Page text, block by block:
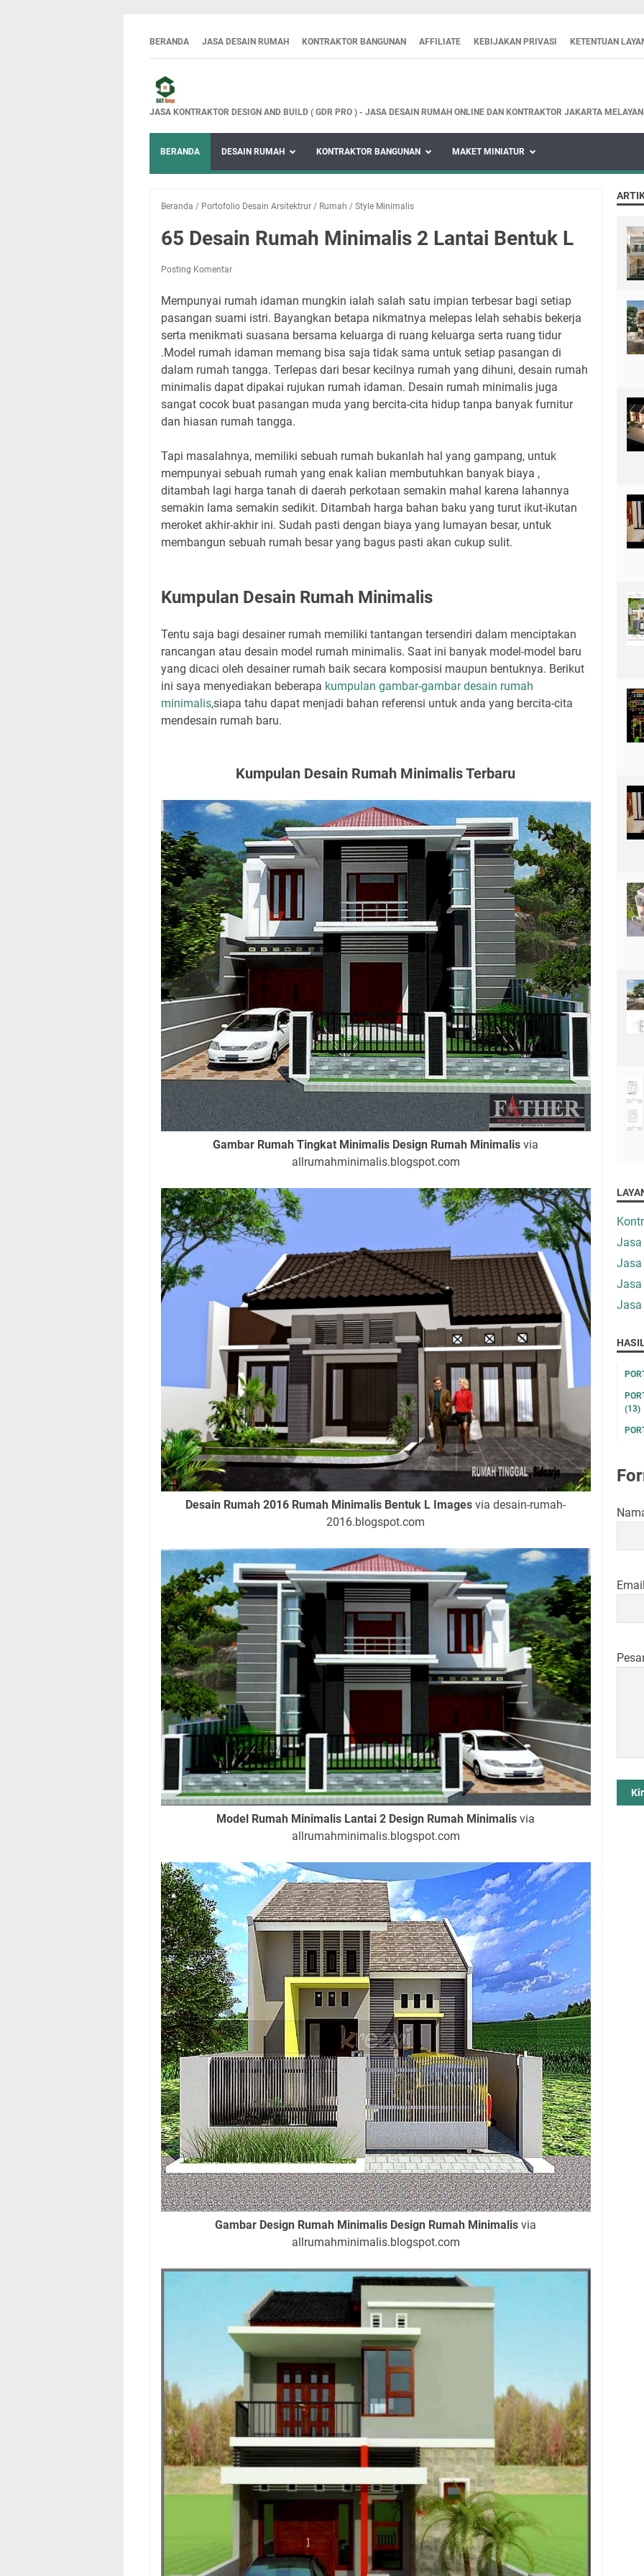
BERANDA JASA DESAIN RUMAH KONTRAKTOR BANGUNAN AFFILIATE KEBIJAKAN PRIVASI KETENTUAN
JASA KONTRAKTOR DESIGN AND BUILD ( GDR PRO ) - JASA DESAIN RUMAH ONLINE DAN KONTRAKTOR JAKARTA
BERANDA DESAIN RUMAH KONTRAKTOR BANGUNAN MAKET MINIATUR
Beranda / Portofolio Desain Arsitektrur / Rumah / Style Minimalis
65 Desain Rumah Minimalis 2 Lantai Bentuk L
Posting Komentar
Mempunyai rumah idaman mungkin ialah salah satu impian terbesar bagi setiap
pasangan suami istri. Bayangkan betapa nikmatnya melepas lelah sehabis bekerja
serta menikmati suasana bersama keluarga di ruang keluarga serta ruang tidur
.Model rumah idaman memang bisa saja tidak sama untuk setiap pasangan di
dalam rumah tangga. Terlepas dari besar kecilnya rumah yang dihuni, desain rumah
minimalis dapat dipakai rujukan rumah idaman. Desain rumah minimalis juga
sangat cocok buat pasangan muda yang bercita-cita hidup tanpa banyak furnitur
dan hiasan rumah tangga.
Tapi masalahnya, memiliki sebuah rumah bukanlah hal yang gampang, untuk
mempunyai sebuah rumah yang enak kalian membutuhkan banyak biaya ,
ditambah lagi harga tanah di daerah perkotaan semakin mahal karena lahannya
semakin lama semakin sedikit. Ditambah harga bahan baku yang turut ikut-ikutan
meroket akhir-akhir ini. Sudah pasti dengan biaya yang lumayan besar, untuk
membangun sebuah rumah besar yang bagus pasti akan cukup sulit.
Kumpulan Desain Rumah Minimalis
Tentu saja bagi desainer rumah memiliki tantangan tersendiri dalam menciptakan
rancangan atau desain model rumah minimalis. Saat ini banyak model-model baru
yang dicaci oleh desainer rumah baik secara komposisi maupun bentuknya. Berikut
ini saya menyediakan beberapa kumpulan gambar-gambar desain rumah
minimalis,siapa tahu dapat menjadi bahan referensi untuk anda yang bercita-cita
mendesain rumah baru.
Kumpulan Desain Rumah Minimalis Terbaru
Gambar Rumah Tingkat Minimalis Design Rumah Minimalis via
allrumahminimalis.blogspot.com
Desain Rumah 2016 Rumah Minimalis Bentuk L Images via desain-rumah-
2016.blogspot.com
Model Rumah Minimalis Lantai 2 Design Rumah Minimalis via
allrumahminimalis.blogspot.com
Gambar Design Rumah Minimalis Design Rumah Minimalis via
allrumahminimalis.blogspot.com
Jasa
Jasa
Jasa
Jasa
(13)